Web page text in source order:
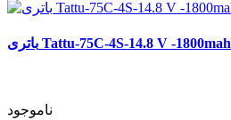
باتری Tattu-75C-4S-14.8 V -1800mah
ناموجود